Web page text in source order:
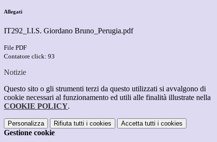
Allegati
IT292_I.I.S. Giordano Bruno_Perugia.pdf
File PDF
Contatore click: 93
Notizie
Questo sito o gli strumenti terzi da questo utilizzati si avvalgono di
cookie necessari al funzionamento ed utili alle finalità illustrate nella
COOKIE POLICY.
Personalizza Rifiuta tutti i cookies Accetta tutti i cookies
Gestione cookie